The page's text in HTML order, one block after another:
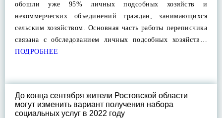
обошли уже 95% личных подсобных хозяйств и
некоммерческих объединений граждан, занимающихся
сельским хозяйством. Основная часть работы переписчика
связана с обследованием личных подсобных хозяйств…
ПОДРОБНЕЕ
До конца сентября жители Ростовской области
могут изменить вариант получения набора
социальных услуг в 2022 году